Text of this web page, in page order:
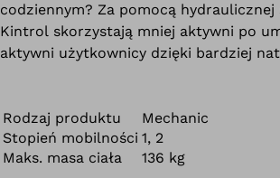
codziennym? Za pomocą
Kintrol skorzystają mniej aktywni po
aktywni użytkownicy dzięki bardziej
stania.
Rodzaj produktu
Mechanic
Stopień mobilności 1, 2
Maks. masa ciała
136 kg